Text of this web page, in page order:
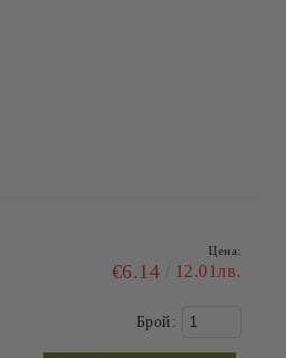
Цена:
€6.14 12.01лв.
Брой: